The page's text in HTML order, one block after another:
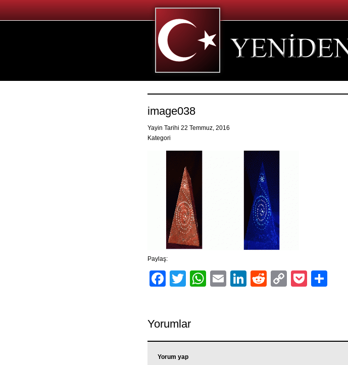
image038
Yayin Tarihi 22 Temmuz, 2016
Kategori
Paylaş:
Facebook
TwitterWhatsApp
EmailLinkedIn
RedditCopyPocket
Yorumlar
Yorum yap